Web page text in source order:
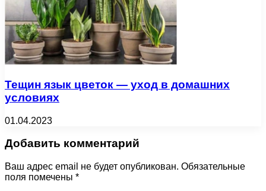
Тещин язык цветок — уход в домашних
условиях
01.04.2023
Добавить комментарий
Ваш адрес email не будет опубликован. Обязательные
поля помечены *